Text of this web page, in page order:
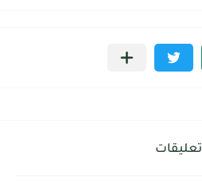
تعليقات